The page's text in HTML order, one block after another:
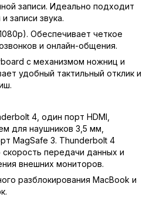
записи. Идеально подходит
записи звука.
Обеспечивает четкое
и онлайн-общения.
с механизмом ножниц и
удобный тактильный отклик и
4, один порт HDMI,
для наушников 3,5 мм,
MagSafe 3. Thunderbolt 4
передачи данных и
внешних мониторов.
разблокирования MacBook и